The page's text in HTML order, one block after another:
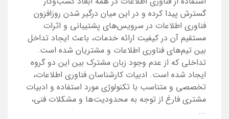
گسترش پیدا کرده و در این میان درگیر شدن روزافزون
فناوری اطلاعات در سرویس‌های پشتیبانی و اثرات
مستقیم آن در کیفیت ارائه خدمات، باعث ایجاد تداخل
بین تیم‌های فناوری اطلاعات و مشتریان شده است.
تداخلی که از عدم وجود زبان مشترک بین این دو گروه
ایجاد شده است. ادبیات کارشناسان فناوری اطلاعات،
تخصصی و متناسب با تکنولوژی مورد استفاده و ادبیات
مشتری فارغ از توجه به محدودیت‌ها و مشکلات فنی،
...